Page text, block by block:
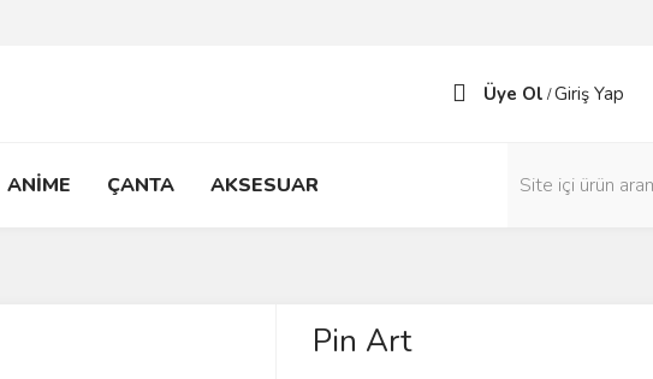
Üye Ol /Giriş Yap
ANİME ÇANTA AKSESUAR
Pin Art